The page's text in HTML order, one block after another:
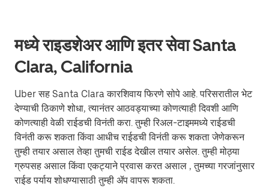
मध्ये राइडशेअर आणि इतर सेवा Santa
Clara, California
Uber सह Santa Clara कारशिवाय फिरणे सोपे आहे. परिसरातील भेट
देण्याची ठिकाणे शोधा, त्यानंतर आठवड्याच्या कोणत्याही दिवशी आणि
कोणत्याही वेळी राईडची विनंती करा. तुम्ही रिअल-टाइममध्ये राईडची
विनंती करू शकता किंवा आधीच राईडची विनंती करू शकता जेणेकरून
तुम्ही तयार असाल तेव्हा तुमची राईड देखील तयार असेल. तुम्ही मोठ्या
ग्रुपसह असाल किंवा एकट्याने प्रवास करत असाल , तुमच्या गरजांनुसार
राईड पर्याय शोधण्यासाठी तुम्ही ॲप वापरू शकता.